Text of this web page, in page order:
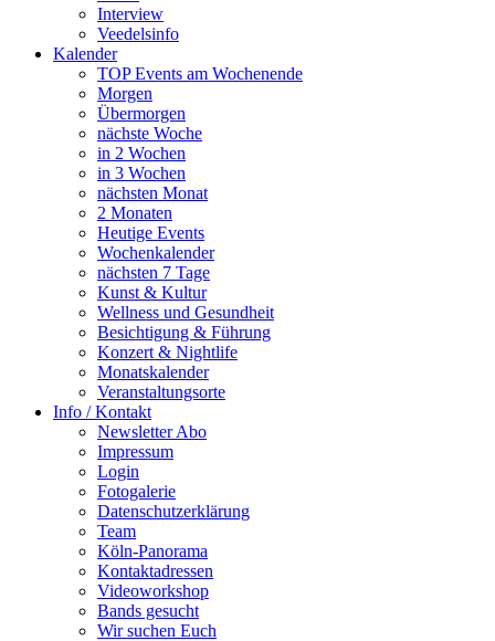
Interview
Veedelsinfo
Kalender
TOP Events am Wochenende
Morgen
Übermorgen
nächste Woche
in 2 Wochen
in 3 Wochen
nächsten Monat
2 Monaten
Heutige Events
Wochenkalender
nächsten 7 Tage
Kunst & Kultur
Wellness und Gesundheit
Besichtigung & Führung
Konzert & Nightlife
Monatskalender
Veranstaltungsorte
Info / Kontakt
Newsletter Abo
Impressum
Login
Fotogalerie
Datenschutzerklärung
Team
Köln-Panorama
Kontaktadressen
Videoworkshop
Bands gesucht
Wir suchen Euch